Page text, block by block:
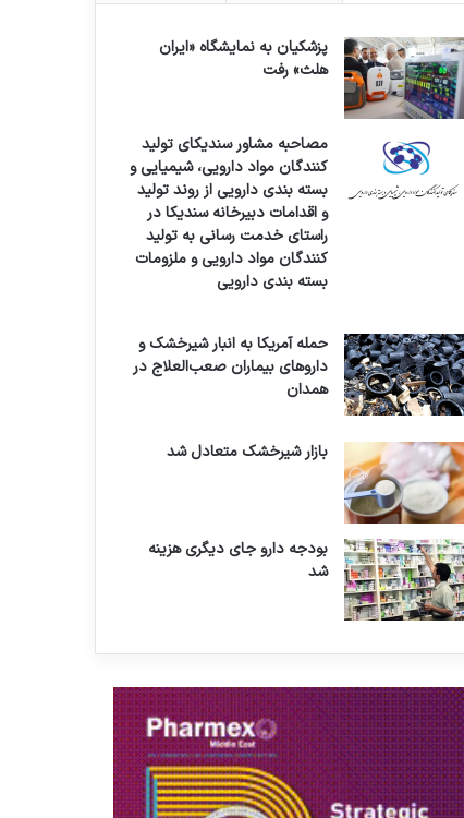
پزشکیان به نمایشگاه «ایران
هلث» رفت
مصاحبه مشاور سندیکای تولید
کنندگان مواد دارویی، شیمیایی و
بسته بندی دارویی از روند تولید
و اقدامات دبیرخانه سندیکا در
راستای خدمت رسانی به تولید
کنندگان مواد دارویی و ملزومات
بسته بندی دارویی
حمله آمریکا به انبار شیرخشک و
داروهای بیماران صعب‌العلاج در
همدان
بازار شیرخشک متعادل شد
بودجه دارو جای دیگری هزینه
شد